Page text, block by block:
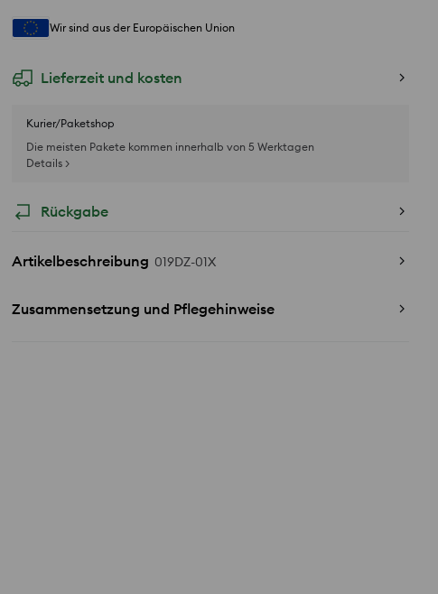
Wir sind aus der Europäischen Union
Lieferzeit und kosten
Kurier/Paketshop
Die meisten Pakete kommen innerhalb von 5 Werktagen
Details >
Rückgabe
Artikelbeschreibung 019DZ-01X
Zusammensetzung und Pflegehinweise